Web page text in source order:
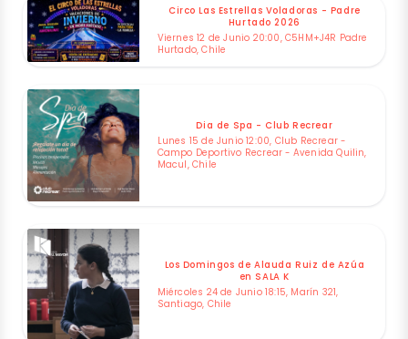
Circo Las Estrellas Voladoras - Padre
Hurtado 2026
Viernes 12 de Junio 20:00, C5HM+J4R Padre
Hurtado, Chile
Dia de Spa - Club Recrear
Lunes 15 de Junio 12:00, Club Recrear -
Campo Deportivo Recrear - Avenida Quilin,
Macul, Chile
Los Domingos de Alauda Ruiz de Azúa
en SALA K
Miércoles 24 de Junio 18:15, Marín 321,
Santiago, Chile